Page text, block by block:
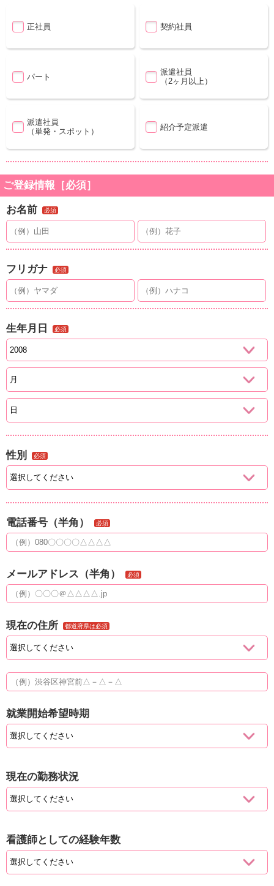
正社員 契約社員
パート
派遣社員
（2ヶ月以上）
派遣社員
（単発・スポット）
紹介予定派遣
ご登録情報［必須］
お名前 必須
フリガナ 必須
生年月日 必須
性別 必須
電話番号（半角） 必須
メールアドレス（半角） 必須
現在の住所 都道府県は必須
就業開始希望時期
現在の勤務状況
看護師としての経験年数